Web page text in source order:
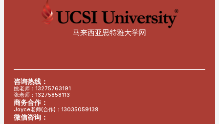
马来西亚思特雅大学网
咨询热线：
姚老师：13275763191
张老师：13275858113
商务合作：
Joyce老师(合作)：13035059139
微信咨询：